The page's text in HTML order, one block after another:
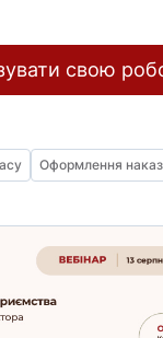
свою
Оформлення